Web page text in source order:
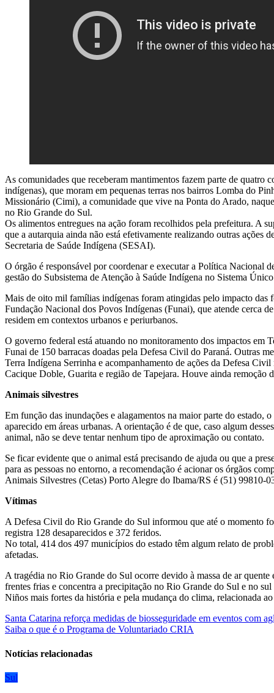
As comunidades que receberam mantimentos fazem parte de
indígenas), que moram em pequenas terras nos bairros Lomba do
Missionário (Cimi), a comunidade que vive na Ponta do Arado,
no Rio Grande do Sul.
Os alimentos entregues na ação foram recolhidos pela prefeitura. A
que a autarquia ainda não está efetivamente realizando outras ações
Secretaria de Saúde Indígena (SESAI).
O órgão é responsável por coordenar e executar a Política Nacional
gestão do Subsistema de Atenção à Saúde Indígena no Sistema
Mais de oito mil famílias indígenas foram atingidas pelo impacto das
Fundação Nacional dos Povos Indígenas (Funai), que atende cerca
residem em contextos urbanos e periurbanos.
O governo federal está atuando no monitoramento dos impactos em
Funai de 150 barracas doadas pela Defesa Civil do Paraná. Outras
Terra Indígena Serrinha e acompanhamento de ações da Defesa
Cacique Doble, Guarita e região de Tapejara. Houve ainda
Animais silvestres
Em função das inundações e alagamentos na maior parte do estado,
aparecido em áreas urbanas. A orientação é de que, caso algum
animal, não se deve tentar nenhum tipo de aproximação ou contato.
Se ficar evidente que o animal está precisando de ajuda ou que a
para as pessoas no entorno, a recomendação é acionar os órgãos
Animais Silvestres (Cetas) Porto Alegre do Ibama/RS é (51) 99810-
Vítimas
A Defesa Civil do Rio Grande do Sul informou que até o momento
registra 128 desaparecidos e 372 feridos.
No total, 414 dos 497 municípios do estado têm algum relato de
afetadas.
A tragédia no Rio Grande do Sul ocorre devido à massa de ar
frentes frias e concentra a precipitação no Rio Grande do Sul e no
Niños mais fortes da história e pela mudança do clima, relacionada
Navegação
de
Post
Santa Catarina reforça medidas de biosseguridade em eventos com
Saiba o que é o Programa de Voluntariado CRIA
Notícias relacionadas
Sul